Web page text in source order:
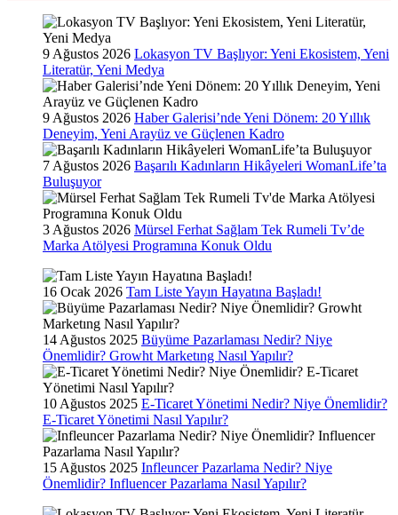
9 Ağustos 2026 Lokasyon TV Başlıyor: Yeni Ekosistem, Yeni
Literatür, Yeni Medya
9 Ağustos 2026 Haber Galerisi’nde Yeni Dönem: 20 Yıllık
Deneyim, Yeni Arayüz ve Güçlenen Kadro
7 Ağustos 2026 Başarılı Kadınların Hikâyeleri WomanLife’ta
Buluşuyor
3 Ağustos 2026 Mürsel Ferhat Sağlam Tek Rumeli Tv’de
Marka Atölyesi Programına Konuk Oldu
16 Ocak 2026 Tam Liste Yayın Hayatına Başladı!
14 Ağustos 2025 Büyüme Pazarlaması Nedir? Niye
Önemlidir? Growht Marketıng Nasıl Yapılır?
10 Ağustos 2025 E-Ticaret Yönetimi Nedir? Niye Önemlidir?
E-Ticaret Yönetimi Nasıl Yapılır?
15 Ağustos 2025 Infleuncer Pazarlama Nedir? Niye
Önemlidir? Influencer Pazarlama Nasıl Yapılır?